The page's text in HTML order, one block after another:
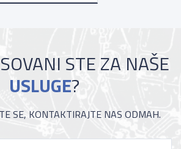
STE ZA NAŠE
USLUGE?
SE, KONTAKTIRAJTE NAS ODMAH.